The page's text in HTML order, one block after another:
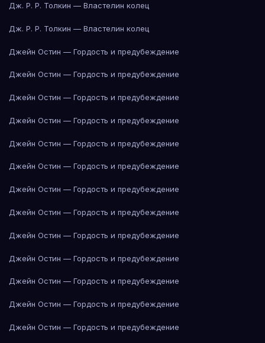
Дж. Р. Р. Толкин — Властелин колец
Дж. Р. Р. Толкин — Властелин колец
Джейн Остин — Гордость и предубеждение
Джейн Остин — Гордость и предубеждение
Джейн Остин — Гордость и предубеждение
Джейн Остин — Гордость и предубеждение
Джейн Остин — Гордость и предубеждение
Джейн Остин — Гордость и предубеждение
Джейн Остин — Гордость и предубеждение
Джейн Остин — Гордость и предубеждение
Джейн Остин — Гордость и предубеждение
Джейн Остин — Гордость и предубеждение
Джейн Остин — Гордость и предубеждение
Джейн Остин — Гордость и предубеждение
Джейн Остин — Гордость и предубеждение